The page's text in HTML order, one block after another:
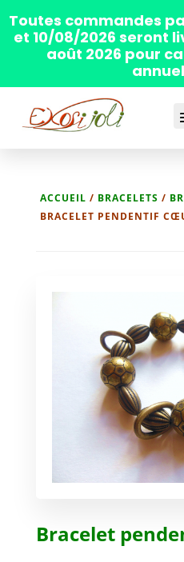
ACCUEIL / BRACELETS /
BRACELET PENDENTIF
Bracelet
Toutes commandes
et 10/08/2026 seront
août 2026 pour